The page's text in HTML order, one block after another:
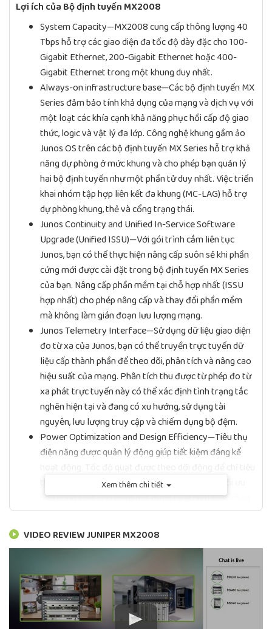
Lợi ích của Bộ định tuyến MX2008
System Capacity—MX2008 cung cấp thông lượng 40
Tbps hỗ trợ các giao diện đa tốc độ dày đặc cho 100-
Gigabit Ethernet, 200-Gigabit Ethernet hoặc 400-
Gigabit Ethernet trong một khung duy nhất.
Always-on infrastructure base—Các bộ định tuyến MX
Series đảm bảo tính khả dụng của mạng và dịch vụ với
một loạt các khía cạnh khả năng phục hồi cấp độ giao
thức, logic và vật lý đa lớp. Công nghệ khung gầm ảo
Junos OS trên các bộ định tuyến MX Series hỗ trợ khả
năng dự phòng ở mức khung và cho phép bạn quản lý
hai bộ định tuyến như một phần tử duy nhất. Việc triển
khai nhóm tập hợp liên kết đa khung (MC-LAG) hỗ trợ
dự phòng khung, thẻ và cổng trạng thái.
Junos Continuity and Unified In-Service Software
Upgrade (Unified ISSU)—Với gói trình cắm liên tục
Junos, bạn có thể thực hiện nâng cấp suôn sẻ khi phần
cứng mới được cài đặt trong bộ định tuyến MX Series
của bạn. Nâng cấp phần mềm tại chỗ hợp nhất (ISSU
hợp nhất) cho phép nâng cấp và thay đổi phần mềm
mà không làm gián đoạn lưu lượng mạng.
Junos Telemetry Interface—Sử dụng dữ liệu giao diện
đo từ xa của Junos, bạn có thể truyền trực tuyến dữ
liệu cấp thành phần để theo dõi, phân tích và nâng cao
hiệu suất của mạng. Phân tích thu được từ phép đo từ
xa phát trực tuyến này có thể xác định tình trạng tắc
nghẽn hiện tại và đang có xu hướng, sử dụng tài
nguyên, lưu lượng truy cập và chiếm dụng bộ đệm.
Power Optimization and Design Efficiency—Tiêu thụ
điện năng được quản lý động giúp tiết kiệm đáng kể
thụ 20 phần trăm công suất tối đa của chúng. Tối ưu
hóa công suất cho phép đạt được tỷ lệ hiệu suất công
suất trên thông lượng là 0,3W / G.
Xem thêm chi tiết
VIDEO REVIEW JUNIPER MX2008